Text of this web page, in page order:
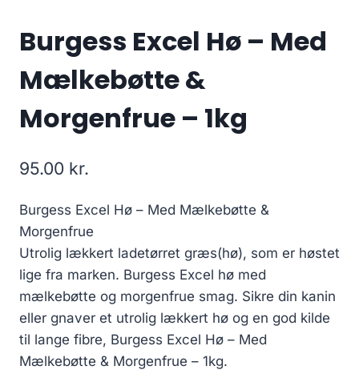
Burgess Excel Hø – Med
Mælkebøtte &
Morgenfrue – 1kg
95.00 kr.
Burgess Excel Hø – Med Mælkebøtte &
Morgenfrue
Utrolig lækkert ladetørret græs(hø), som er høstet
lige fra marken. Burgess Excel hø med
mælkebøtte og morgenfrue smag. Sikre din kanin
eller gnaver et utrolig lækkert hø og en god kilde
til lange fibre, Burgess Excel Hø – Med
Mælkebøtte & Morgenfrue – 1kg.